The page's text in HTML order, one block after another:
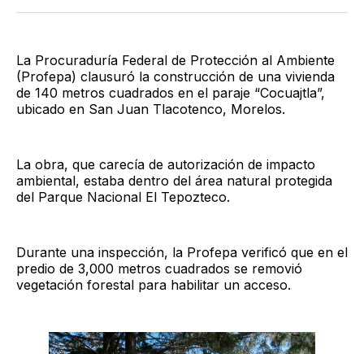
TwitterFacebook
LinkedIn
Email
La Procuraduría Federal de Protección al Ambiente
(Profepa) clausuró la construcción de una vivienda
de 140 metros cuadrados en el paraje “Cocuajtla”,
ubicado en San Juan Tlacotenco, Morelos.
La obra, que carecía de autorización de impacto
ambiental, estaba dentro del área natural protegida
del Parque Nacional El Tepozteco.
Durante una inspección, la Profepa verificó que en el
predio de 3,000 metros cuadrados se removió
vegetación forestal para habilitar un acceso.